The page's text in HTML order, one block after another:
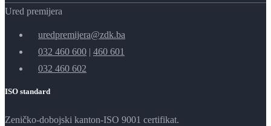
Ured premijera
uredpremijera@zdk.ba
032 460 600 | 460 601
032 460 602
ISO standard
Zeničko-dobojski kanton-ISO 9001 certifikat.